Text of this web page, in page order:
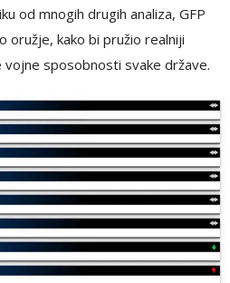
od mnogih drugih analiza, GFP
oružje, kako bi pružio realniji
vojne sposobnosti svake države.